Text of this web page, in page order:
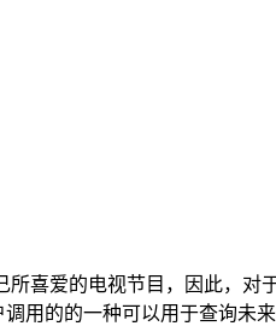
喜爱的电视节目，因此，
的的一种可以用于查询未